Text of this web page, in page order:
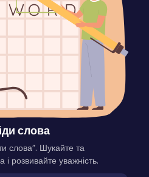
слова
слова”. Шукайте та
розвивайте уважність.